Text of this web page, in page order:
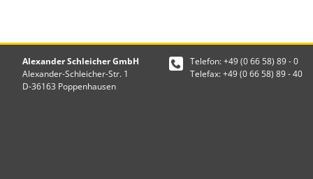
Alexander Schleicher GmbH
Alexander-Schleicher-Str. 1
D-36163 Poppenhausen
Telefon: +49 (0 66 58) 89 - 0
Telefax: +49 (0 66 58) 89 - 40